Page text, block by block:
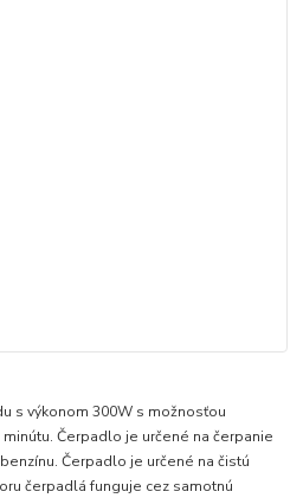
s výkonom 300W s možnosťou
Čerpadlo je určené na čerpanie
Čerpadlo je určené na čistú
čerpadlá funguje cez samotnú